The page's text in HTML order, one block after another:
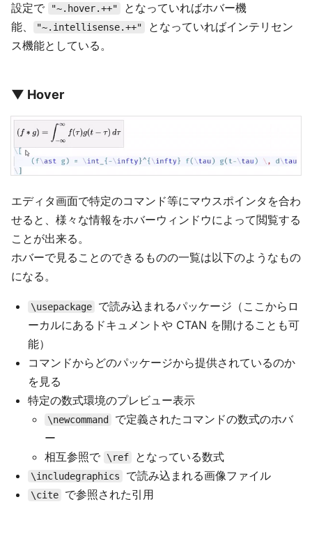
設定で
"~.hover.++"
となっていればホバー機
能、
"~.intellisense.++"
となっていればインテリセン
ス機能としている。
▼ Hover
エディタ画面で特定のコマンド等にマウスポインタを合わ
せると、様々な情報をホバーウィンドウによって閲覧する
ことが出来る。
ホバーで見ることのできるものの一覧は以下のようなもの
になる。
\usepackage
で読み込まれるパッケージ（ここからロ
ーカルにあるドキュメントや CTAN を開けることも可
能）
コマンドからどのパッケージから提供されているのか
を見る
特定の数式環境のプレビュー表示
\newcommand
で定義されたコマンドの数式のホバ
ー
相互参照で
\ref となっている数式
\includegraphics で読み込まれる画像ファイル
\cite で参照された引用